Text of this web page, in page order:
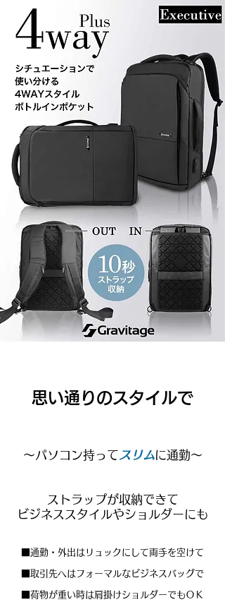
思い通りのスタイルで
～パソコン持って スリムに通勤～
ストラップが収納できて
ビジネススタイルやショルダーにも
■通勤・外出はリュックにして両手を空けて
■取引先へはフォーマルなビジネスバッグで
■荷物が重い時は肩掛けショルダーでもＯＫ